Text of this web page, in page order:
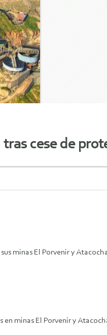
cese de
minas El Porvenir y
minas El Porvenir y